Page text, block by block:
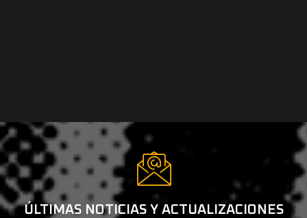
ÚLTIMAS NOTICIAS Y ACTUALIZACIONES